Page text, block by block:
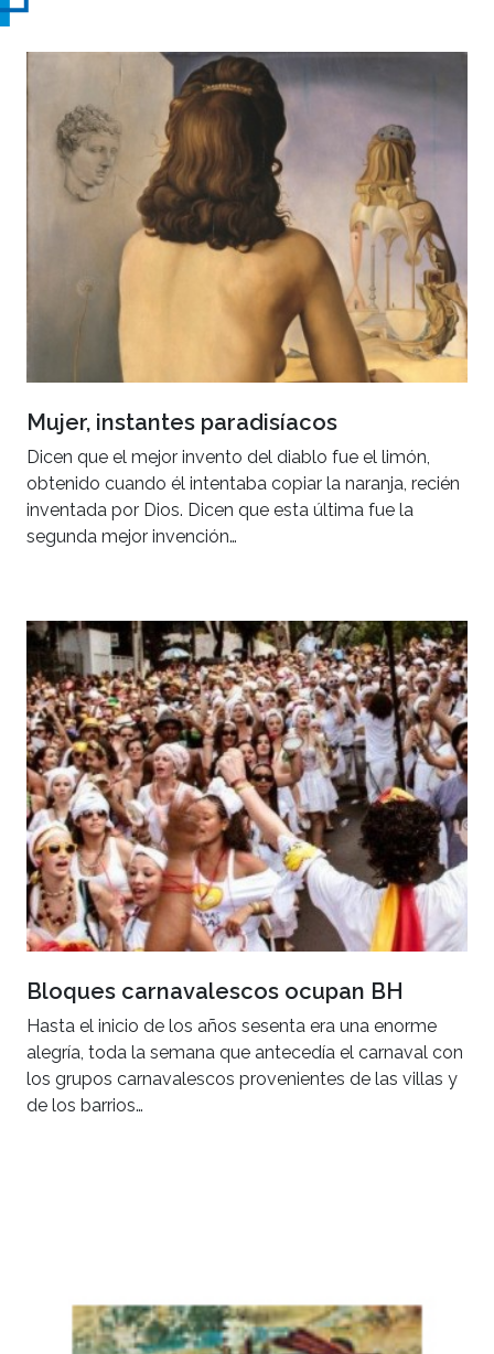
Mujer, instantes paradisíacos
Dicen que el mejor invento del diablo fue el limón,
obtenido cuando él intentaba copiar la naranja, recién
inventada por Dios. Dicen que esta última fue la
segunda mejor invención…
Bloques carnavalescos ocupan BH
Hasta el inicio de los años sesenta era una enorme
alegría, toda la semana que antecedía el carnaval con
los grupos carnavalescos provenientes de las villas y
de los barrios…